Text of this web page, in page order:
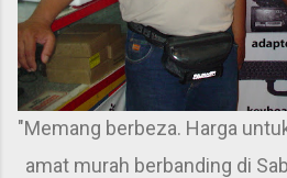
"Memang berbeza. Harga
amat murah berbanding di